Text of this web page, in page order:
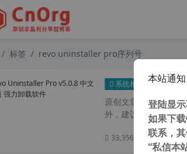
标签 revo uninstaller pro序列号
系统相关 Revo
原创文章，转载请注
外，建议避开晚上的
33,356 次浏览次阅读
本站通知
登陆显
如果下
联系，
“私信本